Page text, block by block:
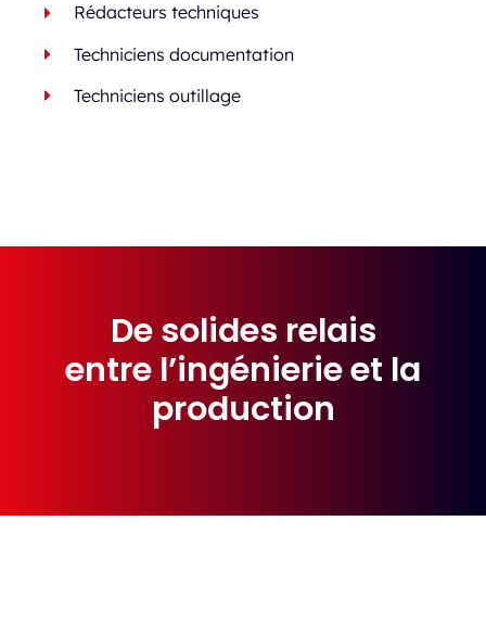
Rédacteurs techniques
Techniciens documentation
Techniciens outillage
De solides relais
entre l’ingénierie et la
production